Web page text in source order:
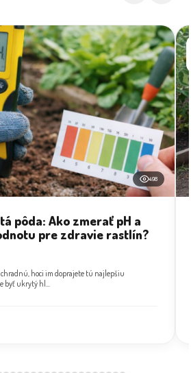
498
pôda: Ako zmerať pH a
pre zdravie rastlín?
chradnú, hoci im doprajete tú najlepšiu
byť ukrytý hl...